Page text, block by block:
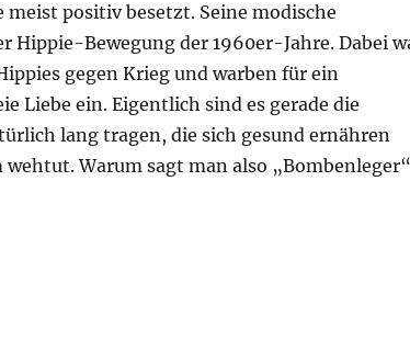
meist positiv besetzt. Seine modische
Hippie-Bewegung der 1960er-Jahre. Dabei
gegen Krieg und warben für ein
Liebe ein. Eigentlich sind es gerade die
lang tragen, die sich gesund ernähren
Warum sagt man also